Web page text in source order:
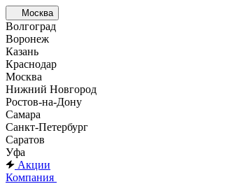
Москва
Волгоград
Воронеж
Казань
Краснодар
Москва
Нижний Новгород
Ростов-на-Дону
Самара
Санкт-Петербург
Саратов
Уфа
Акции
Компания